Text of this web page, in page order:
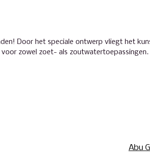
Door het speciale ontwerp vliegt het
zowel zoet- als
Abu